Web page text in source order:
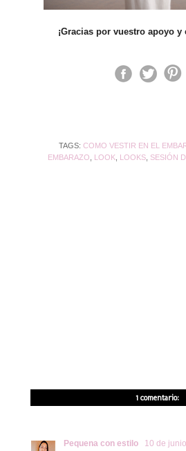
¡Gracias por vuestro apoyo
TAGS:COMO VESTIR EN EL
EMBARAZO
LOOK, LOOKS, SESIÓN
1 comentario:
Pequena con estilo
10 de